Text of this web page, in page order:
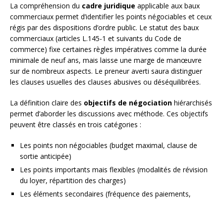
La compréhension du cadre juridique applicable aux baux
commerciaux permet d’identifier les points négociables et ceux
régis par des dispositions d’ordre public. Le statut des baux
commerciaux (articles L.145-1 et suivants du Code de
commerce) fixe certaines règles impératives comme la durée
minimale de neuf ans, mais laisse une marge de manœuvre
sur de nombreux aspects. Le preneur averti saura distinguer
les clauses usuelles des clauses abusives ou déséquilibrées.
La définition claire des objectifs de négociation hiérarchisés
permet d’aborder les discussions avec méthode. Ces objectifs
peuvent être classés en trois catégories :
Les points non négociables (budget maximal, clause de
sortie anticipée)
Les points importants mais flexibles (modalités de révision
du loyer, répartition des charges)
Les éléments secondaires (fréquence des paiements,